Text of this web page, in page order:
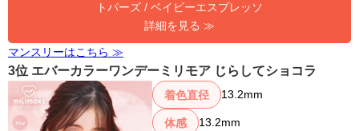
トパーズ / ベイビーエスプレッソ
詳細を見る ≫
マンスリーはこちら ≫
3位 エバーカラーワンデーミリモア じらしてショコラ
着色直径 13.2mm
体感
13.2mm